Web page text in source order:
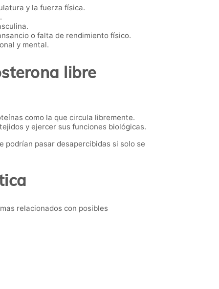
y la fuerza física.
o falta de rendimiento físico.
y mental.
libre
como la que circula libremente.
y ejercer sus funciones biológicas.
pasar desapercibidas si solo se
relacionados con posibles